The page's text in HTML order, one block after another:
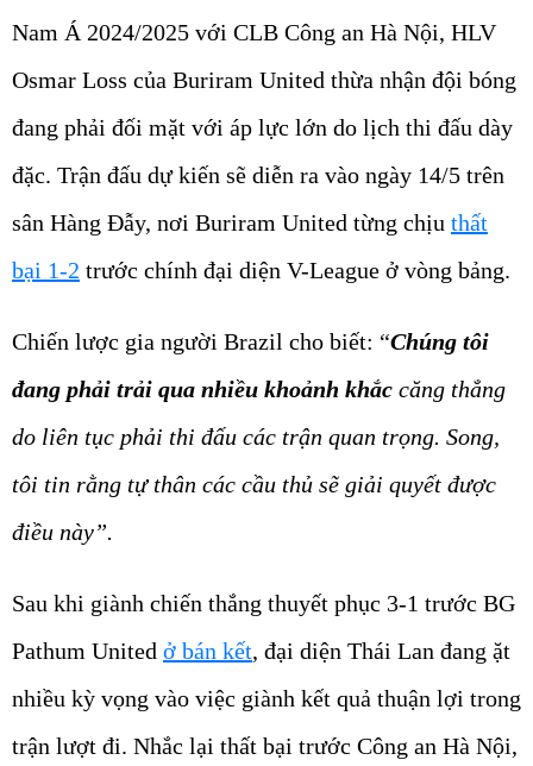
Nam Á 2024/2025 với CLB Công an Hà Nội, HLV
Osmar Loss của Buriram United thừa nhận đội bóng
đang phải đối mặt với áp lực lớn do lịch thi đấu dày
đặc. Trận đấu dự kiến sẽ diễn ra vào ngày 14/5 trên
sân Hàng Đẫy, nơi Buriram United từng chịu thất
bại 1-2 trước chính đại diện V-League ở vòng bảng.
Chiến lược gia người Brazil cho biết: “Chúng tôi
đang phải trải qua nhiều khoảnh khắc căng thẳng
do liên tục phải thi đấu các trận quan trọng. Song,
tôi tin rằng tự thân các cầu thủ sẽ giải quyết được
điều này”.
Sau khi giành chiến thắng thuyết phục 3-1 trước BG
Pathum United ở bán kết, đại diện Thái Lan đang ặt
nhiều kỳ vọng vào việc giành kết quả thuận lợi trong
trận lượt đi. Nhắc lại thất bại trước Công an Hà Nội,